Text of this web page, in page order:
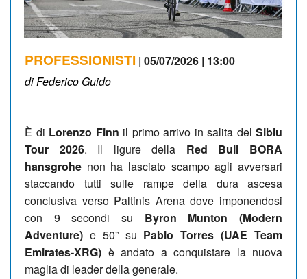
PROFESSIONISTI | 05/07/2026 | 13:00
di Federico Guido
È di Lorenzo Finn il primo arrivo in salita del Sibiu
Tour 2026. Il ligure della Red Bull BORA
hansgrohe non ha lasciato scampo agli avversari
staccando tutti sulle rampe della dura ascesa
conclusiva verso Paltinis Arena dove imponendosi
con 9 secondi su Byron Munton (Modern
Adventure) e 50” su Pablo Torres (UAE Team
Emirates-XRG) è andato a conquistare la nuova
maglia di leader della generale.